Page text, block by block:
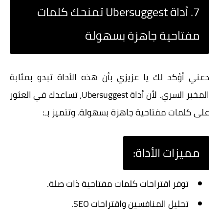
7. أداة Ubersuggest تمنحك كلمات
مفتاحية جاهزة بسهولة
دعني أؤكد لك يا عزيزي بأن هذه الأداة تبدو بمثابة
المخبر السري. لأن أداة Ubersuggest، تساعدك في العثور
على كلمات مفتاحية جاهزة بسهولة. وتتميز بـ:
مميزات الأداة:
توفر اقتراحات كلمات مفتاحية ذات صلة.
تحليل المنافسين واقتراحات SEO.